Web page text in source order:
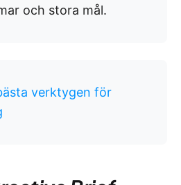
och stora mål.
verktygen för